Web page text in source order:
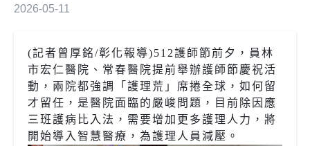
2026-05-11
(記者曾厚銘/彰化報導)512護師節前夕，員林
市宏仁醫院、常春醫院提前舉辦護師節慶祝活
動，兩院都強調「護理荒」席捲全球，如何留
才留任，是醫院面臨的嚴峻問題，目前除因應
三班護病比入法，需要增加更多護理人力，將
開始導入智慧醫療，為護理人員減壓。